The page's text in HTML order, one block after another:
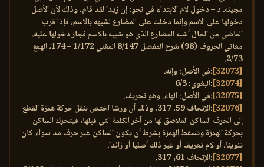
مجيئه. د – دخول لام الابتداء في نحو: إن زيدا لقد قام، وذلك لأن الأصل
دخولها على الاسم وإنما دخلت على المضارع لشبهه بالاسم، فإذا قرب
الماضي من الحال أشبه المضارع الذي هو شبيه بالاسم فجاز دخولها عليه.
معاني الحروف (98) شرح المفصل 8/147 المغني 1/172 – 174، الهمع
2/73.
[32073]
:في الأصل: وإنه.
[32074]
:البغوي: 6/3
[32075]
:في الأصل: الهاء. وهو تحريف.
[32076]
:الإتحاف 59، 317، وذلك أن ورشا اختص بنقل حركة همزة القطع
إلى الحرف الساكن الملاصق لها من آخر الكلمة التي قبلها، فيتحرك الساكن
بحركة الهمزة وتسقط الهمزة بشرط أن يكون الساكن غير حرف مد سواء كان
تنوينا، أو لام تعريف أو غير ذلك أصليا أو زائدا.
[32077]
:الإتحاف 61، 317.